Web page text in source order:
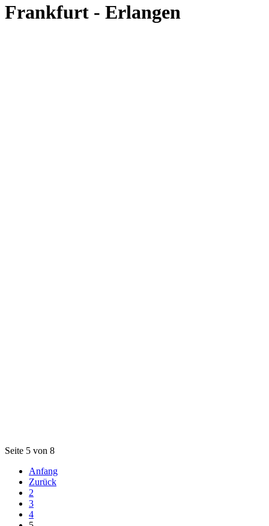
Frankfurt - Erlangen
Seite 5 von 8
Anfang
Zurück
2
3
4